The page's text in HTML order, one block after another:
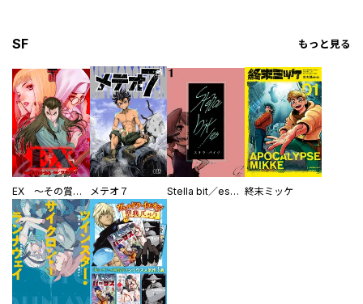
SF もっと見る
EX ～その賞金稼ぎは、世界の出口を探す～【単行本版】 メテオ７ Stella bit／es【単話版】 終末ミッケ